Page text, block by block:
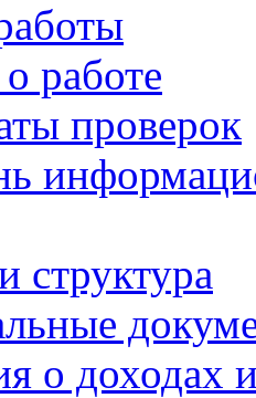
работе
проверок
структура
о доходах